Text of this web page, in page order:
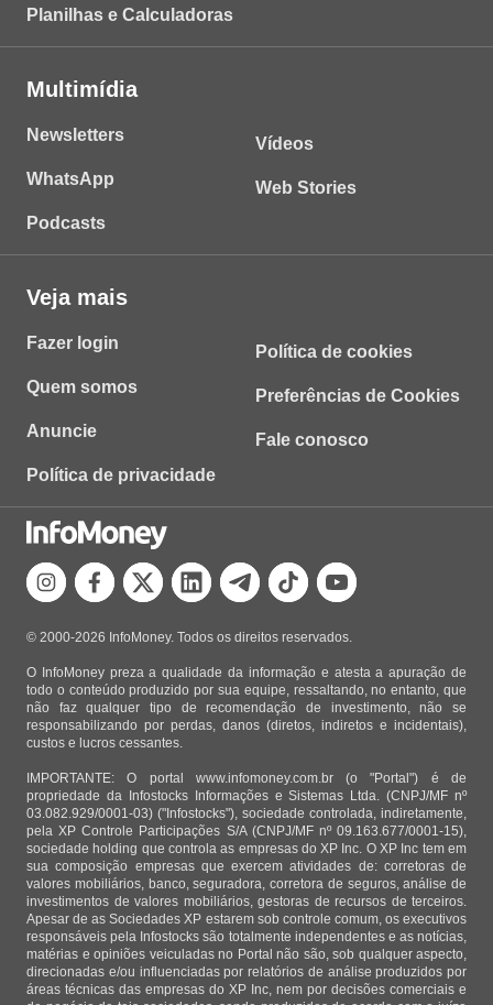
Planilhas e Calculadoras
Multimídia
Newsletters
WhatsApp
Podcasts
Vídeos
Web Stories
Veja mais
Fazer login
Quem somos
Anuncie
Política de privacidade
Política de cookies
Preferências de Cookies
Fale conosco
© 2000-2026 InfoMoney. Todos os direitos reservados.
O InfoMoney preza a qualidade da informação e atesta a apuração de
todo o conteúdo produzido por sua equipe, ressaltando, no entanto, que
não faz qualquer tipo de recomendação de investimento, não se
responsabilizando por perdas, danos (diretos, indiretos e incidentais),
custos e lucros cessantes.
IMPORTANTE: O portal www.infomoney.com.br (o "Portal") é de
propriedade da Infostocks Informações e Sistemas Ltda. (CNPJ/MF nº
03.082.929/0001-03) ("Infostocks"), sociedade controlada, indiretamente,
pela XP Controle Participações S/A (CNPJ/MF nº 09.163.677/0001-15),
sociedade holding que controla as empresas do XP Inc. O XP Inc tem em
sua composição empresas que exercem atividades de: corretoras de
valores mobiliários, banco, seguradora, corretora de seguros, análise de
investimentos de valores mobiliários, gestoras de recursos de terceiros.
Apesar de as Sociedades XP estarem sob controle comum, os executivos
responsáveis pela Infostocks são totalmente independentes e as notícias,
matérias e opiniões veiculadas no Portal não são, sob qualquer aspecto,
direcionadas e/ou influenciadas por relatórios de análise produzidos por
áreas técnicas das empresas do XP Inc, nem por decisões comerciais e